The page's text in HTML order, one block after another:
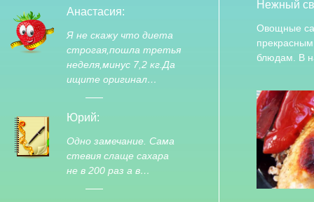
Анастасия:
Я не скажу что диета
строгая,пошла третья
неделя,минус 7,2 кг.Да
ищите оригинал…
Юрий:
Одно замечание. Сама
стевия слаще сахара
не в 200 раз а в…
Нежный
Овощные
блюдам. В